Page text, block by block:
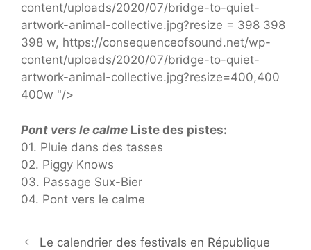
content/uploads/2020/07/bridge-to-quiet-
artwork-animal-collective.jpg?resize = 398 398
398 w, https://consequenceofsound.net/wp-
content/uploads/2020/07/bridge-to-quiet-
artwork-animal-collective.jpg?resize=400,400
400w "/>
Pont vers le calme Liste des pistes:
01. Pluie dans des tasses
02. Piggy Knows
03. Passage Sux-Bier
04. Pont vers le calme
Le calendrier des festivals en République